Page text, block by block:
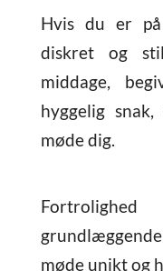
Hvis du er
diskret og
middage,
hyggelig
møde dig.
møde unikt og